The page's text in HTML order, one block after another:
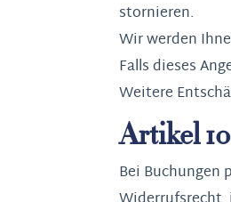
stornieren.
Wir werden
Falls dieses
Weitere
Artikel
Bei Buchungen